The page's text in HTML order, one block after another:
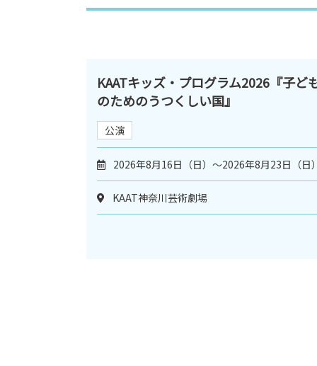
KAATキッズ・プログラム2026『子ど
のためのうつくしい国』
公演
2026年8月16日（日）～2026年8月23日（日
KAAT神奈川芸術劇場